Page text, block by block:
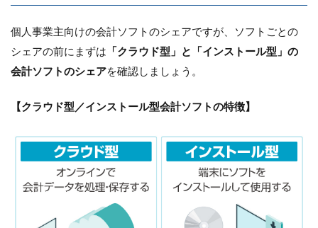
個人事業主向けの会計ソフトのシェアですが、ソフトごとの
シェアの前にまずは 「クラウド型」と「インストール型」の
会計ソフトのシェアを確認しましょう。
【クラウド型／インストール型会計ソフトの特徴】